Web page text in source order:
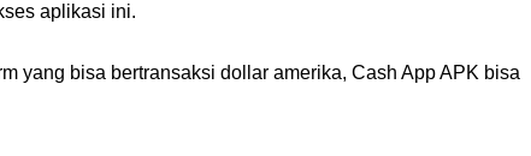
aplikasi ini.
yang bisa bertransaksi dollar amerika, Cash App APK bisa